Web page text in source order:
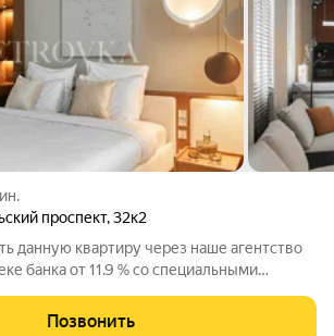
проспект,32к2
данную квартиру через наше агентство
банка от 11.9 % со специальными
Где архитектура встречается с
Позвонить